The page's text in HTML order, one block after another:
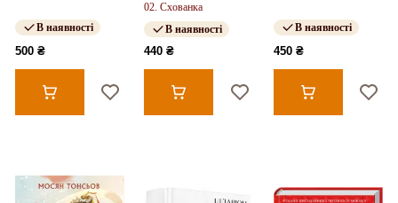
В наявності
500 ₴
02. Схованка
В наявності
440 ₴
В наявності
450 ₴